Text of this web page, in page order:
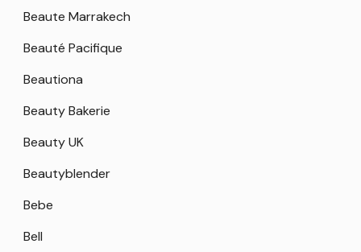
Beaute Marrakech
Beauté Pacifique
Beautiona
Beauty Bakerie
Beauty UK
Beautyblender
Bebe
Bell